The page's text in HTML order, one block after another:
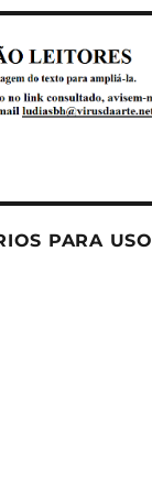
PARA USO